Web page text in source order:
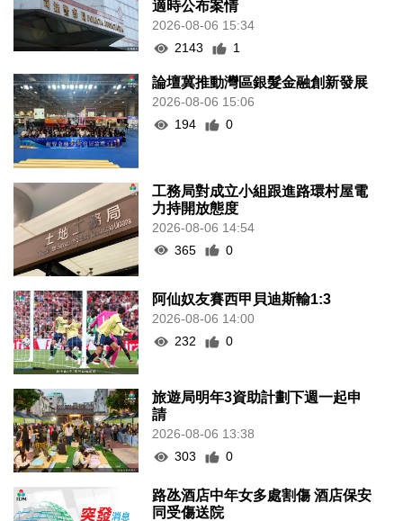
適時公布案情
2026-08-06 15:34
2143
1
論壇冀推動灣區銀髮金融創新發展
2026-08-06 15:06
194
0
工務局對成立小組跟進路環村屋電
力持開放態度
2026-08-06 14:54
365
0
阿仙奴友賽西甲貝迪斯輸1:3
2026-08-06 14:00
232
0
旅遊局明年3資助計劃下週一起申
請
2026-08-06 13:38
303
0
路氹酒店中年女多處割傷 酒店保安
同受傷送院